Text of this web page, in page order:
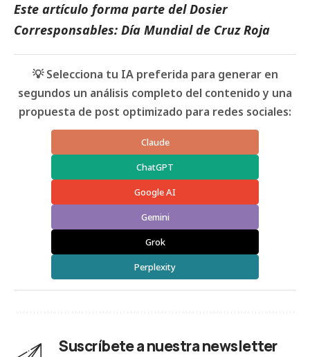
Este artículo forma parte delDosier
Corresponsables: Día Mundial de Cruz Roja
💡 Selecciona tu IA preferida para generar en
segundos un análisis completo del contenido y una
propuesta de post optimizado para redes sociales:
Claude
ChatGPT
Google AI
Gemini
Grok
Perplexity
Suscríbete a nuestra newsletter